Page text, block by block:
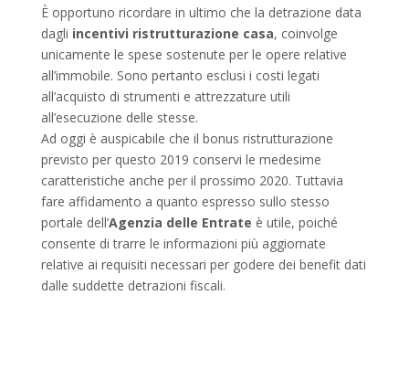
È opportuno ricordare in ultimo che la detrazione data
dagli incentivi ristrutturazione casa, coinvolge
unicamente le spese sostenute per le opere relative
all’immobile. Sono pertanto esclusi i costi legati
all’acquisto di strumenti e attrezzature utili
all’esecuzione delle stesse.
Ad oggi è auspicabile che il bonus ristrutturazione
previsto per questo 2019 conservi le medesime
caratteristiche anche per il prossimo 2020. Tuttavia
fare affidamento a quanto espresso sullo stesso
portale dell’Agenzia delle Entrate è utile, poiché
consente di trarre le informazioni più aggiornate
relative ai requisiti necessari per godere dei benefit dati
dalle suddette detrazioni fiscali.